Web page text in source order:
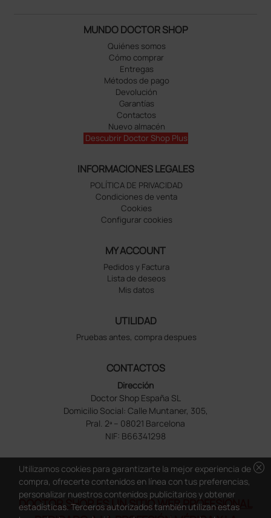
MUNDO DOCTOR SHOP
Quiénes somos
Cómo comprar
Entregas
Métodos de pago
Devolución
Garantías
Contactos
Nuevo almacén
Descubrir Doctor Shop Plus
INFORMACIONES LEGALES
POLÍTICA DE PRIVACIDAD
Condiciones de venta
Cookies
Configurar cookies
MY ACCOUNT
Pedidos y Factura
Lista de deseos
Mis datos
UTILIDAD
Pruebas antes, compra despues
CONTACTOS
Dirección
Doctor Shop España SL
Domicilio Social: Calle Muntaner, 305,
Pral. 2ª – 08021 Barcelona
NIF: B66341298
DOCTOR SHOP ES UN SITIO WEB PROFESIONAL
cancel
Utilizamos cookies para garantizarte la mejor experiencia de
compra, ofrecerte contenidos en línea con tus preferencias,
personalizar nuestros contenidos publicitarios y obtener
estadísticas. Terceros autorizados también utilizan estas